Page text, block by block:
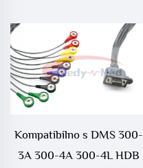
Kompatibilno s DMS 300-
3A 300-4A 300-4L HDB